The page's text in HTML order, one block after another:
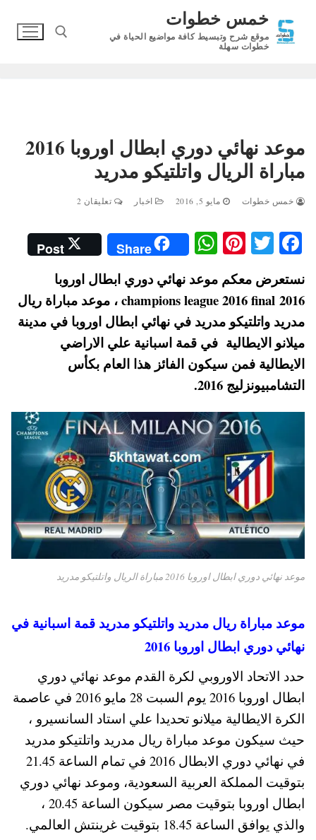
المحتوى
خمس خطوات
موقع شرح وتبسيط كافة مواضيع الحياة في
خطوات سهلة
موعد نهائي دوري ابطال اوروبا 2016
مباراة الريال واتلتيكو مدريد
خمس خطوات مايو 5, 2016 اخبار تعليقان 2
Fa
bo
ok
T
wi
tte
r
Pi
er
es
t
W
ha
ts
A
pp
Share
Post
نستعرض معكم موعد نهائي دوري ابطال اوروبا
2016 champions league 2016 final ، موعد مباراة ريال
مدريد واتلتيكو مدريد في نهائي ابطال اوروبا في مدينة
ميلانو الايطالية في قمة اسبانية علي الاراضي
الايطالية فمن سيكون الفائز هذا العام بكأس
التشامبيونزليج 2016.
موعد نهائي دوري ابطال اوروبا 2016 مباراة الريال واتلتيكو مدريد
موعد مباراة ريال مدريد واتلتيكو مدريد قمة اسبانية في
نهائي دوري ابطال اوروبا 2016
حدد الاتحاد الاوروبي لكرة القدم موعد نهائي دوري
ابطال اوروبا 2016 يوم السبت 28 مايو 2016 في عاصمة
الكرة الايطالية ميلانو تحديدا علي استاد السانسيرو ،
حيث سيكون موعد مباراة ريال مدريد واتلتيكو مدريد
في نهائي دوري الابطال 2016 في تمام الساعة 21.45
بتوقيت المملكة العربية السعودية، وموعد نهائي دوري
ابطال اوروبا بتوقيت مصر سيكون الساعة 20.45 ،
والذي يوافق الساعة 18.45 بتوقيت غرينتش العالمي.